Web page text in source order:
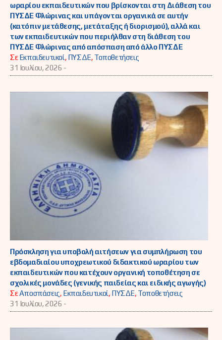
ωραρίου εκπαιδευτικών που βρίσκονται στη Διάθεση του
ΠΥΣΔΕ Φλώρινας και υπάγονται οργανικά σε αυτήν
(κατόπιν μετάθεσης, μετάταξης ή διορισμού), αλλά και
των εκπαιδευτικών που περιήλθαν στη διάθεση του
ΠΥΣΔΕ Φλώρινας από απόσπαση από άλλο ΠΥΣΔΕ
ΣεΕκπαιδευτικοί, ΠΥΣΔΕ, Τοποθετήσεις
31 Ιουλίου, 2026 -
Πρόσκληση για υποβολή αιτήσεων για συμπλήρωση του
εβδομαδιαίου υποχρεωτικού διδακτικού ωραρίου των
εκπαιδευτικών που κατέχουν οργανική τοποθέτηση σε
σχολικές μονάδες (γενικής παιδείας και ειδικής αγωγής)
ΣεΑποσπάσεις, Εκπαιδευτικοί, ΠΥΣΔΕ, Τοποθετήσεις
31 Ιουλίου, 2026 -